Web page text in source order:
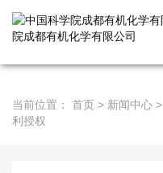
当前位置： 首页 > 新闻中心 >
利授权